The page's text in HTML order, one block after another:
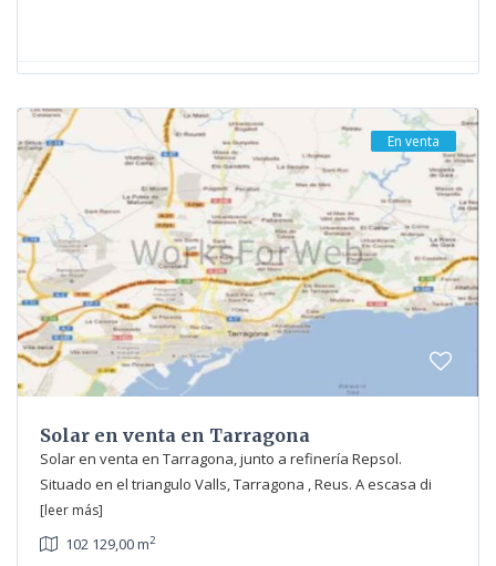
En venta
Solar en venta en Tarragona
Solar en venta en Tarragona, junto a refinería Repsol.
Situado en el triangulo Valls, Tarragona , Reus. A escasa di
[leer más]
102 129,00 m2